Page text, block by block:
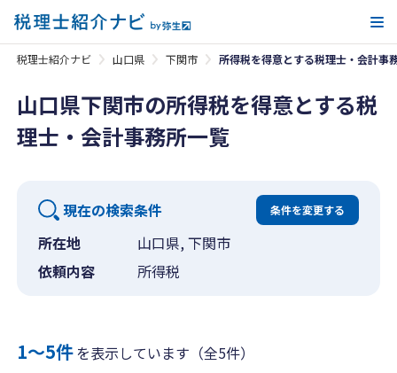
税理士紹介ナビ 山口県 下関市 所得税を得意とする税理士・会計事
山口県下関市の所得税を得意とする税
理士・会計事務所一覧
現在の検索条件 条件を変更する
所在地
山口県, 下関市
依頼内容
所得税
1〜5件を表示しています（全5件）